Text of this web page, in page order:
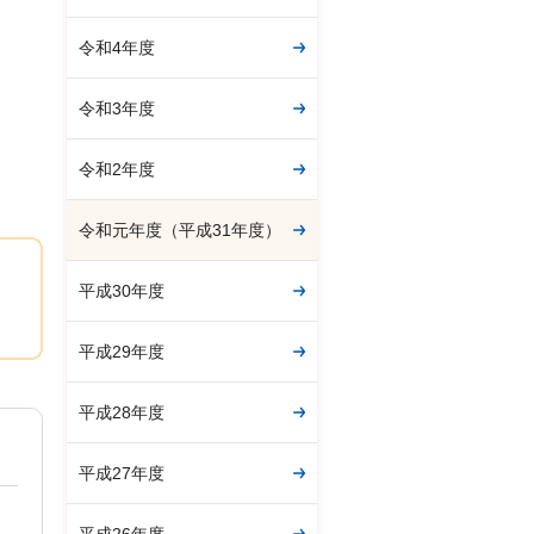
令和4年度
令和3年度
令和2年度
令和元年度（平成31年度）
平成30年度
平成29年度
平成28年度
平成27年度